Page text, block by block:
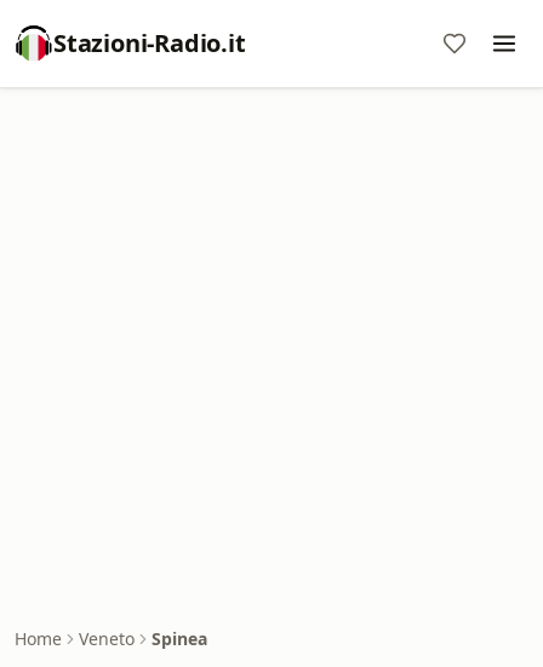
Stazioni-Radio.it
Home Veneto Spinea